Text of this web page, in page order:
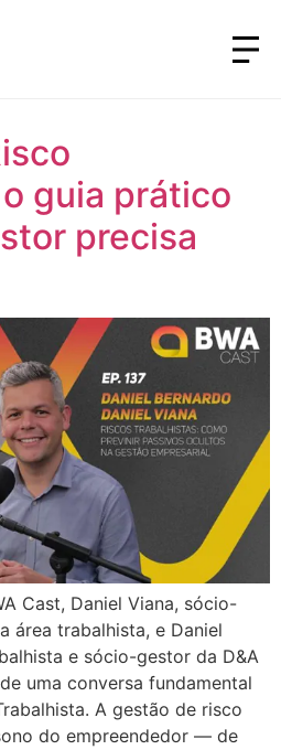
setembro
guia prático
precisa
Cast, Daniel Viana, sócio-
área trabalhista, e Daniel
e sócio-gestor da D&A
uma conversa fundamental
A gestão de risco
do empreendedor — de